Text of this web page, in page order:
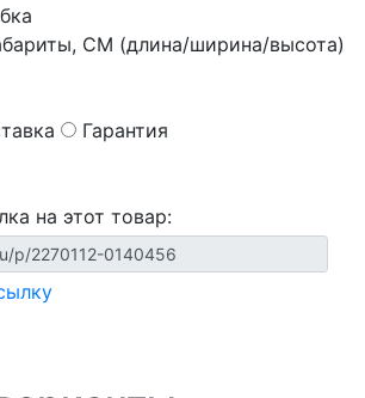
СМ (длина/ширина/высота)
Гарантия
на этот товар: